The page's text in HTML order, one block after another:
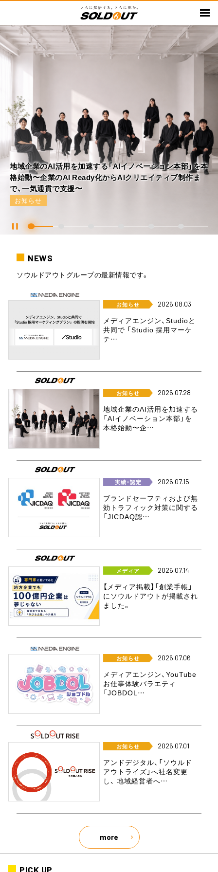
ン
コ
ン
地域企業のAI活用を加速する「AIイノベーション本部」を本
格始動〜企業のAI Ready化からAIクリエイティブ制作ま
で、一気通貫で支援〜
お知らせ
NEWS
ソウルドアウトグループの最新情報です。
お知らせ 2026.08.03
メディアエンジン、Studioと
共同で 「Studio 採用マーケ
テ…
お知らせ 2026.07.28
地域企業のAI活用を加速する
「AIイノベーション本部」を
本格始動〜企…
実績・認定 2026.07.15
ブランドセーフティおよび無
効トラフィック対策に関する
「JICDAQ認…
メディア 2026.07.14
【メディア掲載】「創業手帳」
にソウルドアウトが掲載され
ました。
お知らせ 2026.07.06
メディアエンジン、YouTube
お仕事体験バラエティ
「JOBDOL…
お知らせ 2026.07.01
アンドデジタル、「ソウルド
アウトライズ」へ社名変更
し、 地域経営者へ…
more
PICK UP